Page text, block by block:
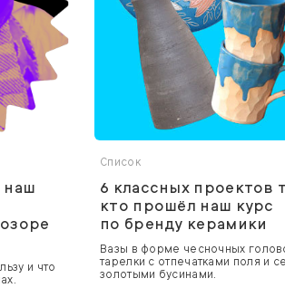
наш
и что
Список
6 классных проектов
кто прошёл наш курс
по бренду керамики
Вазы в форме чесночных
тарелки с отпечатками поля и
золотыми бусинами.